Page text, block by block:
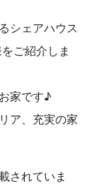
シェアハウス
ご紹介しま
家です♪
ア、充実の家
されていま